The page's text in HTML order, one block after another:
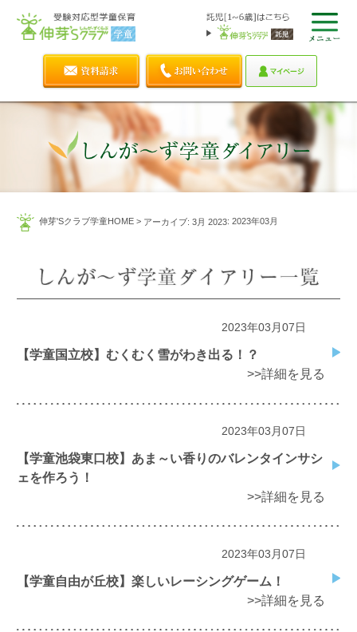
伸芽'Sクラブ学童HOME> アーカイブ: 3月 2023: 2023年03月
2023年03月07日
【学童国立校】むくむく雪がわき出る！？
>>詳細を見る
2023年03月07日
【学童池袋東口校】あま～い香りのバレンタインサシ
ェを作ろう！
>>詳細を見る
2023年03月07日
【学童自由が丘校】楽しいレーシングゲーム！
>>詳細を見る